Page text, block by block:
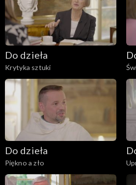
Do dzieła
Krytyka sztuki
Do dzieła
Piękno a zło